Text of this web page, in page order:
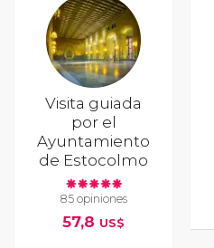
Visita guiada
por el
Ayuntamiento
de Estocolmo
85 opiniones
57,8 US$